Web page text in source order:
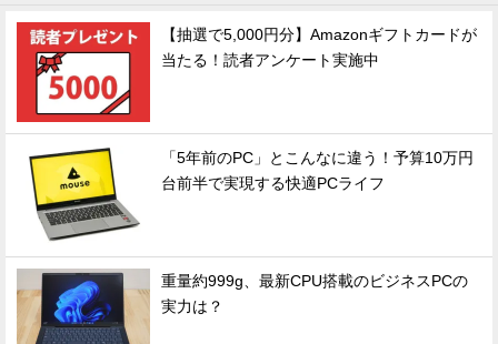
【抽選で5,000円分】Amazonギフトカードが
当たる！読者アンケート実施中
「5年前のPC」とこんなに違う！予算10万円
台前半で実現する快適PCライフ
重量約999g、最新CPU搭載のビジネスPCの
実力は？